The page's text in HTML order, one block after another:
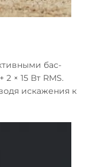
бас-
× 15 Вт RMS.
искажения к